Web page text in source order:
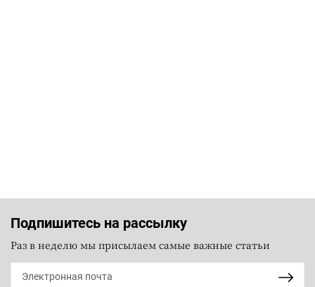
Подпишитесь на рассылку
Раз в неделю мы присылаем самые важные статьи